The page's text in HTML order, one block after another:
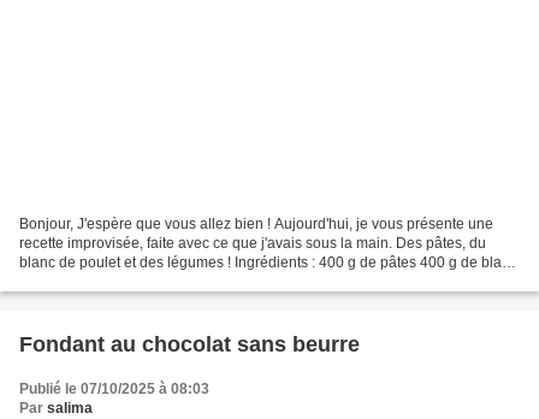
Bonjour, J'espère que vous allez bien ! Aujourd'hui, je vous présente une
recette improvisée, faite avec ce que j'avais sous la main. Des pâtes, du
blanc de poulet et des légumes ! Ingrédients : 400 g de pâtes 400 g de blanc
Fondant au chocolat sans beurre
Publié le 07/10/2025 à 08:03
Par salima